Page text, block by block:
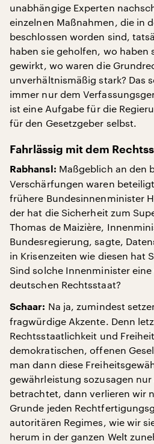
unabhängige Experten
einzelnen Maßnahmen, die in
beschlossen worden sind,
haben sie geholfen, wo haben
gewirkt, wo waren die
unverhältnismäßig stark? Das
immer nur dem
ist eine Aufgabe für die
für den Gesetzgeber selbst.
Fahrlässig mit dem
Rabhansl: Maßgeblich an den
Verschärfungen waren
frühere Bundesinnenminister
der hat die Sicherheit zum
Thomas de Maizière,
Bundesregierung, sagte,
in Krisenzeiten wie diesen hat
Sind solche Innenminister
deutschen Rechtsstaat?
Schaar: Na ja, zumindest
fragwürdige Akzente. Denn
Rechtsstaatlichkeit und
demokratischen, offenen
man dann diese
gewährleistung sozusagen
betrachtet, dann verlieren wir
Grunde jeden
autoritären Regimes, wie wir
herum in der ganzen Welt